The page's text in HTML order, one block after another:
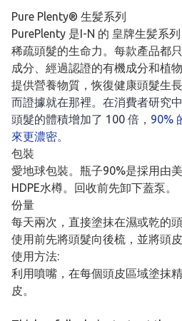
Pure Plenty® 生髪系列
PurePlenty 是I-N 的 皇牌生髪系
稀疏頭髮的生命力。每款產品都
成分、經過認證的有機成分和植
提供營養物質，恢復健康頭髮生長
而證據就在那裡。在消費者研究
頭髮的體積增加了 100 倍， 90%
來更濃密。
包裝
愛地球包裝。瓶子90%是採用由
HDPE水樽。回收前先卸下蓋泵。
份量
每天兩次，直接塗抹在濕或乾的
使用前先將頭髮向後梳，並將頭
使用方法:
利用噴嘴，在每個頭皮區域塗抹
皮。